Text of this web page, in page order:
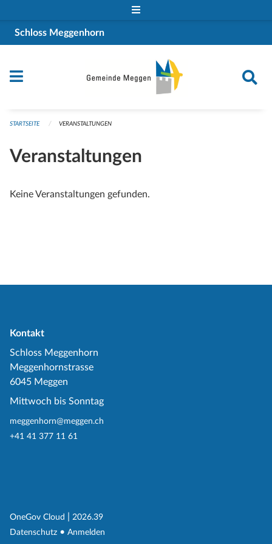
Schloss Meggenhorn
STARTSEITE VERANSTALTUNGEN
Veranstaltungen
Keine Veranstaltungen gefunden.
Kontakt
Schloss Meggenhorn
Meggenhornstrasse
6045 Meggen
Mittwoch bis Sonntag
meggenhorn@meggen.ch
+41 41 377 11 61
OneGov Cloud (External Link)
2026.39
Datenschutz (External Link)
Anmelden